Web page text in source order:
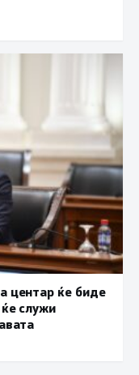
центар ќе биде
служи